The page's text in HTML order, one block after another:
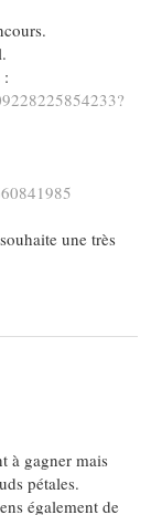
:
une très
à gagner mais
pétales.
également de